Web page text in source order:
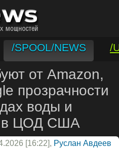
/SPOOL/NEWS
/
от Amazon,
прозрачности
воды и
в ЦОД США
[16:22], Руслан Авдеев